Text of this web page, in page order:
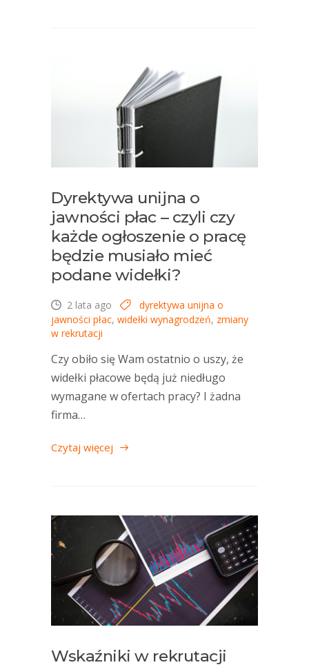
Dyrektywa unijna o
jawności płac – czyli czy
każde ogłoszenie o pracę
będzie musiało mieć
podane widełki?
2 lata ago
dyrektywa unijna o
jawności płac, widełki wynagrodzeń, zmiany
w rekrutacji
Czy obiło się Wam ostatnio o uszy, że
widełki płacowe będą już niedługo
wymagane w ofertach pracy? I żadna
firma…
Czytaj więcej
Wskaźniki w rekrutacji